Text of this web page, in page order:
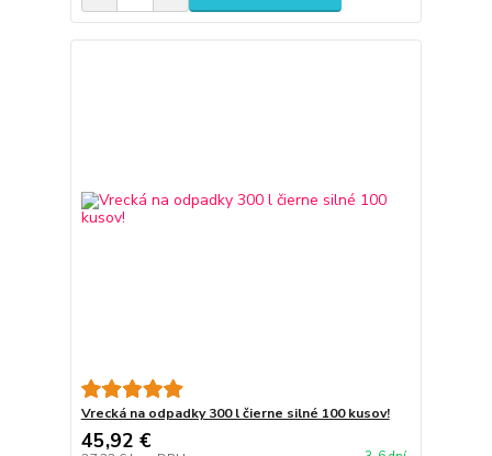
Vrecká na odpadky 300 l čierne silné 100 kusov!
45,92 €